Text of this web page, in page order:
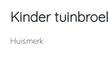
Kinder
Huismerk